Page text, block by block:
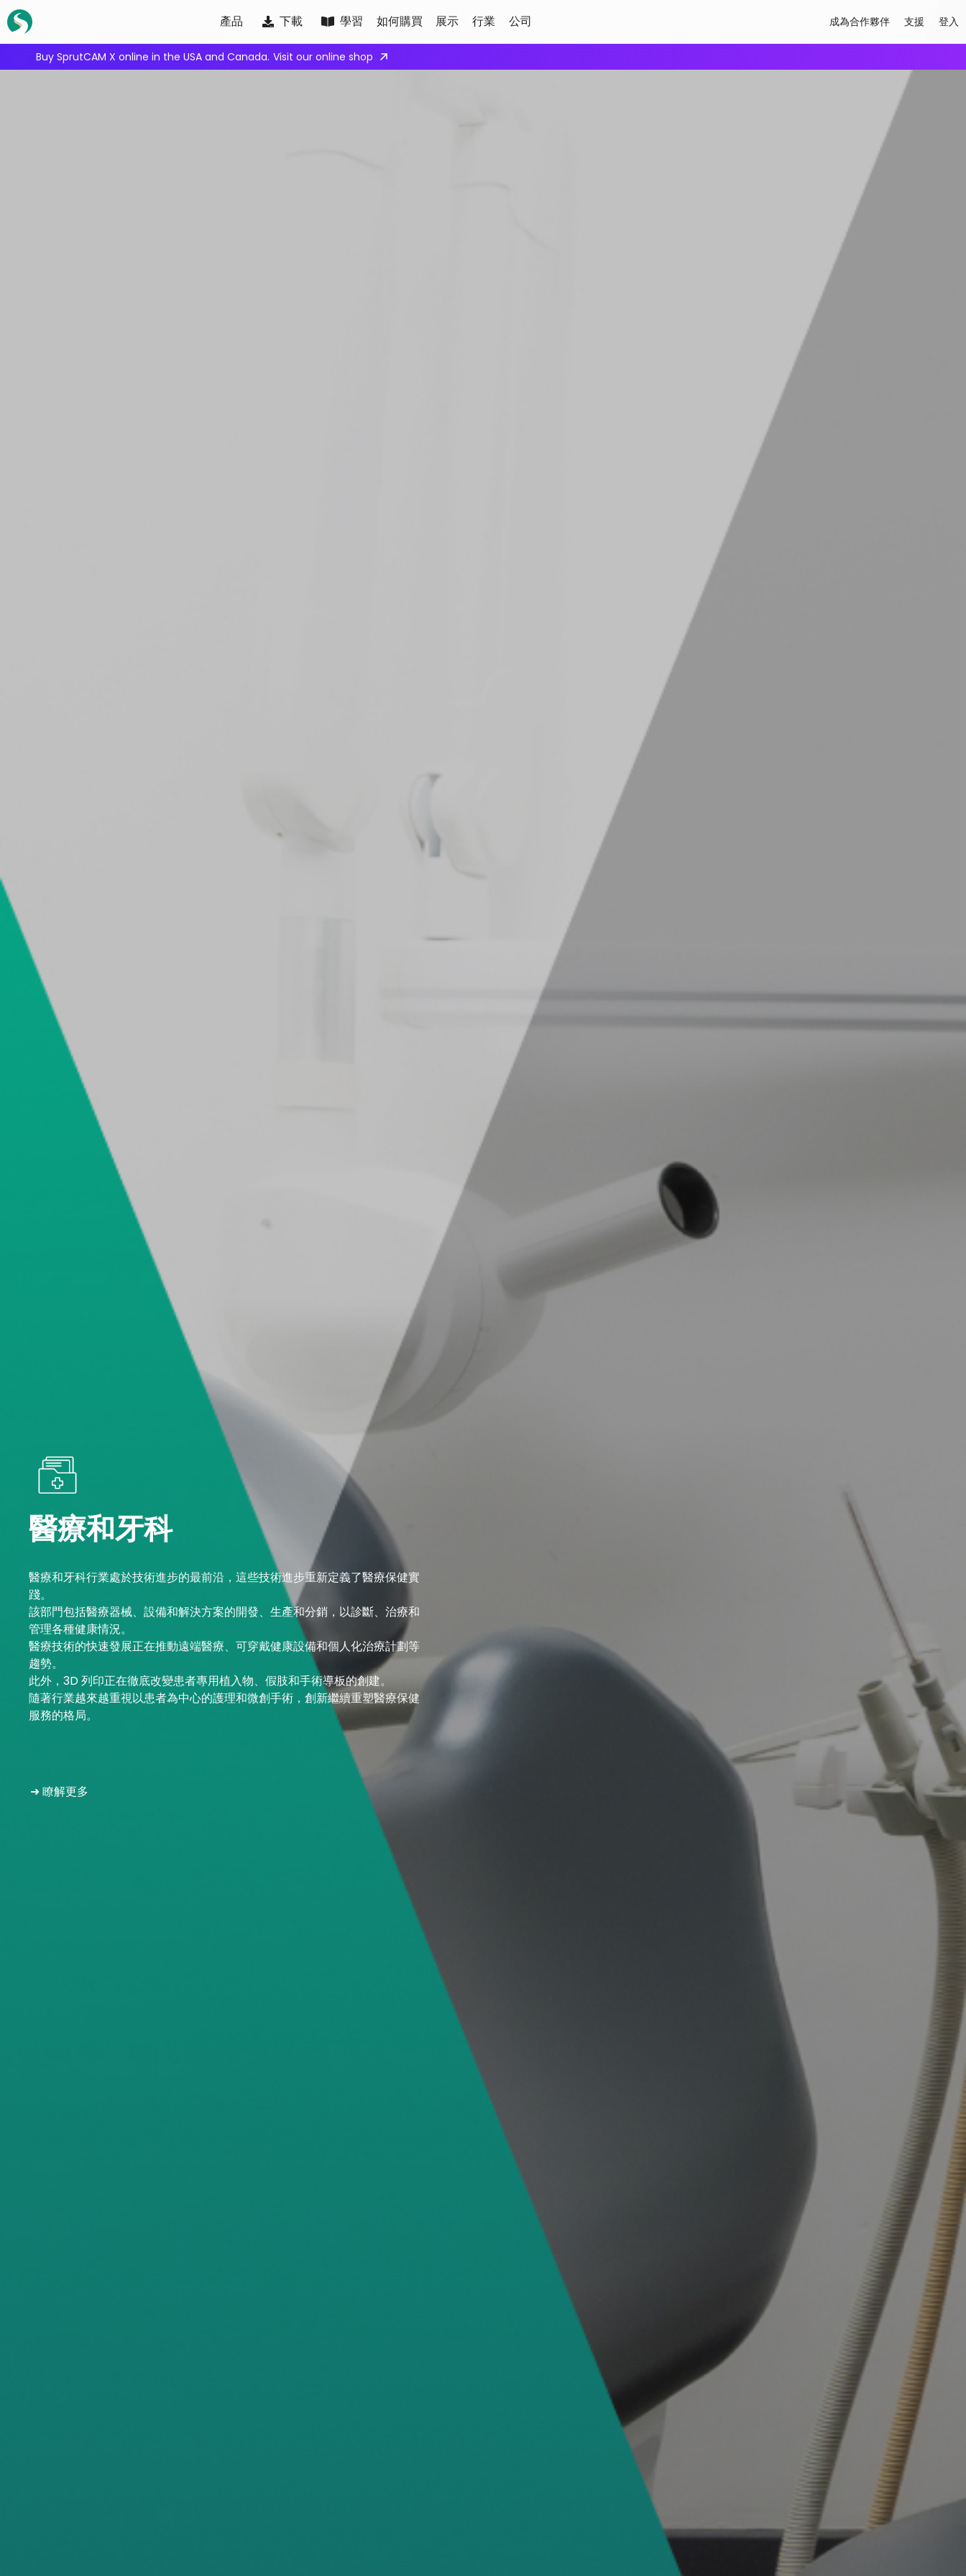
Skip
to
content
產品 下載 學習 如何購買 展示 行業 公司 成為合作夥伴 支援 登入
We're inviting robot integrators to collaborate with us. Apply here
醫療和牙科
醫療和牙科行業處於技術進步的最前沿，這些技術進步重新定義了醫療保健實
踐。
該部門包括醫療器械、設備和解決方案的開發、生產和分銷，以診斷、治療和
管理各種健康情況。
醫療技術的快速發展正在推動遠端醫療、可穿戴健康設備和個人化治療計劃等
趨勢。
此外，3D 列印正在徹底改變患者專用植入物、假肢和手術導板的創建。
隨著行業越來越重視以患者為中心的護理和微創手術，創新繼續重塑醫療保健
服務的格局。
➜ 瞭解更多